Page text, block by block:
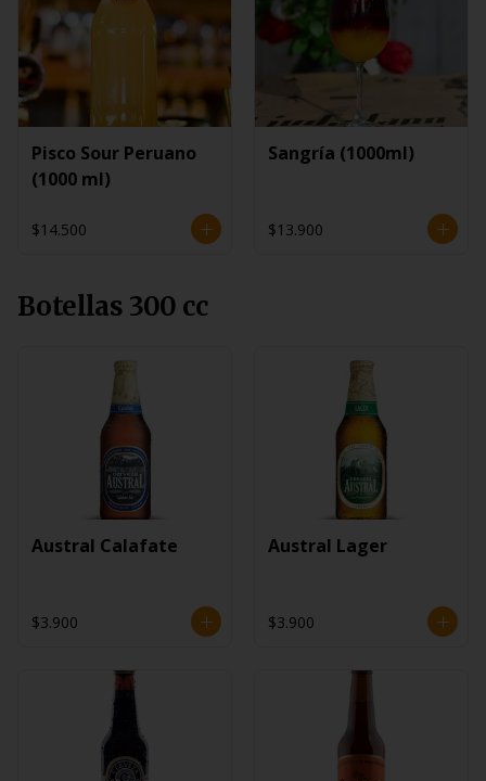
Pisco Sour Peruano
(1000 ml)
$14.500
Sangría (1000ml)
$13.900
Botellas 300 cc
Austral Calafate
$3.900
Austral Lager
$3.900